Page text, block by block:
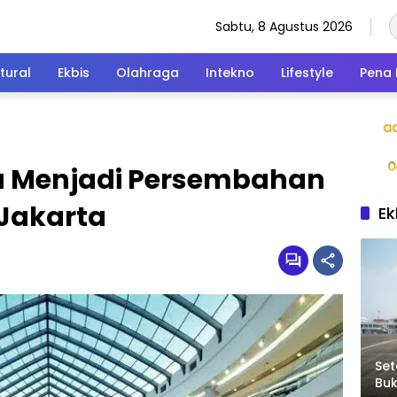
Sabtu, 8 Agustus 2026
Ekbis Olahraga Intekno Lifestyle Pena
Persembahan